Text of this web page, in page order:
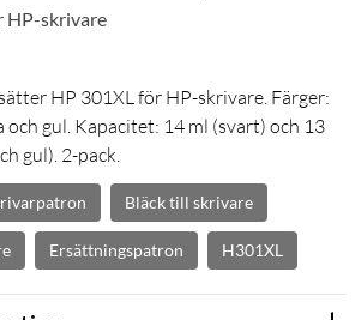
HP-skrivare
HP 301XL för HP-skrivare. Färger:
och gul. Kapacitet: 14 ml (svart) och 13
gul). 2-pack.
Bläck till skrivare
Ersättningspatron H301XL